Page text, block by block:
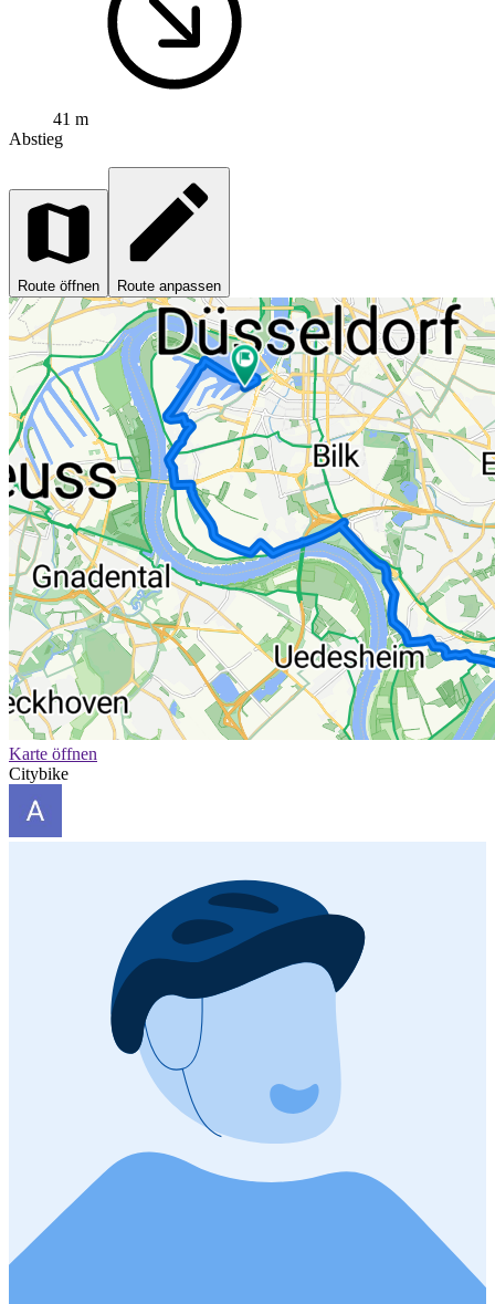
41 m
Abstieg
Route öffnen Route anpassen
Karte öffnen
Citybike